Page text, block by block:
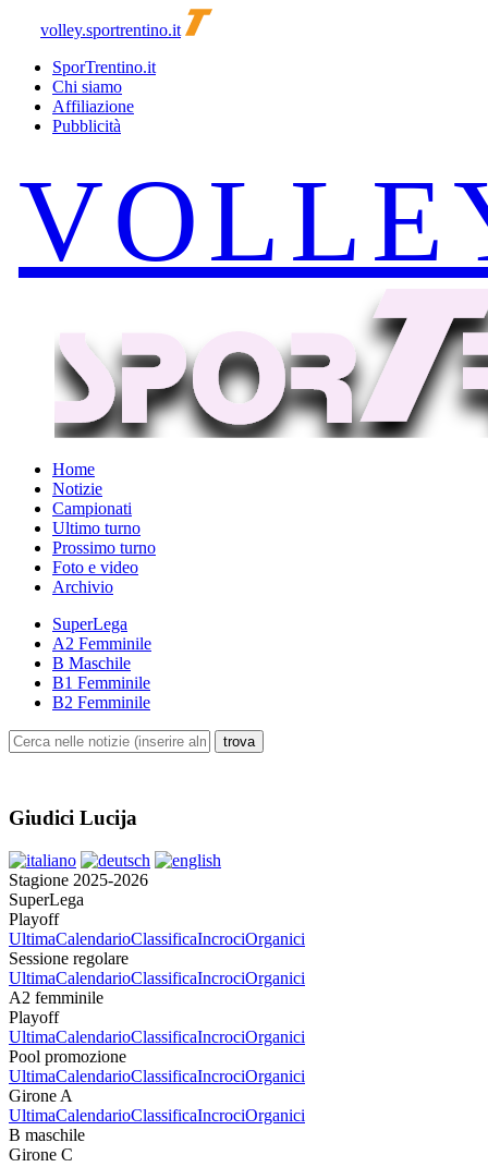
volley.sportrentino.it
SporTrentino.it
Chi siamo
Affiliazione
Pubblicità
Home
Notizie
Campionati
Ultimo turno
Prossimo turno
Foto e video
Archivio
SuperLega
A2 Femminile
B Maschile
B1 Femminile
B2 Femminile
Giudici Lucija
Stagione 2025-2026
SuperLega
Playoff
UltimaCalendarioClassificaIncrociOrganici
Sessione regolare
UltimaCalendarioClassificaIncrociOrganici
A2 femminile
Playoff
UltimaCalendarioClassificaIncrociOrganici
Pool promozione
UltimaCalendarioClassificaIncrociOrganici
Girone A
UltimaCalendarioClassificaIncrociOrganici
B maschile
Girone C